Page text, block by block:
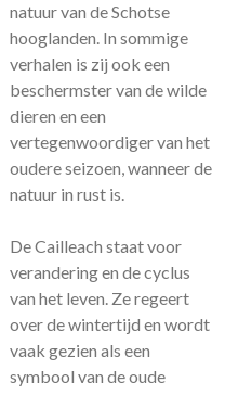
natuur van de Schotse
hooglanden. In sommige
verhalen is zij ook een
beschermster van de wilde
dieren en een
vertegenwoordiger van het
oudere seizoen, wanneer de
natuur in rust is.
De Cailleach staat voor
verandering en de cyclus
van het leven. Ze regeert
over de wintertijd en wordt
vaak gezien als een
symbool van de oude